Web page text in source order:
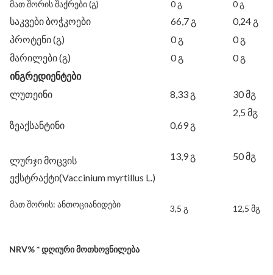
მათ შორის შაქრები (გ) 0 გ 0 გ
საკვები ბოჭკოები 66,7 გ
0,24 გ
პროტენი (გ)
0 გ
0 გ
მარილები (გ)
0 გ
0 გ
ინგრედიენტები
ლუთეინი
8,33 გ 30 მგ
ზეაქსანტინი 0,69 გ
2,5 მგ
ლურჯი მოცვის
ექსტრაქტი(Vaccinium myrtillus L.)
მათ შორის: ანთოციანიდები
13,9 გ
3,5 გ
50 მგ
12,5 მგ
NRV%*დღიური მოთხოვნილება